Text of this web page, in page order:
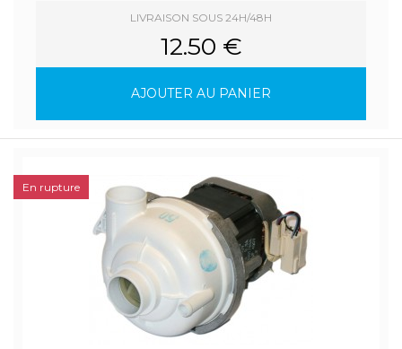
LIVRAISON SOUS 24H/48H
12.50 €
AJOUTER AU PANIER
En rupture